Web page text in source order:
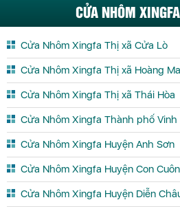
CỬA NHÔM
Cửa Nhôm Xingfa Thị xã Cửa Lò
Cửa Nhôm Xingfa Thị xã Hoàng
Cửa Nhôm Xingfa Thị xã Thái Hòa
Cửa Nhôm Xingfa Thành phố Vinh
Cửa Nhôm Xingfa Huyện Anh Sơn
Cửa Nhôm Xingfa Huyện Con
Cửa Nhôm Xingfa Huyện Diễn